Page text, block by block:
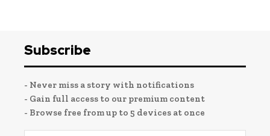
Subscribe
- Never miss a story with notifications
- Gain full access to our premium content
- Browse free from up to 5 devices at once